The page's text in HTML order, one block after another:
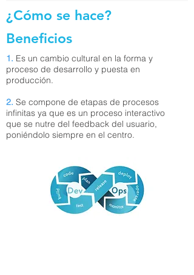
¿Cómo se hace?
Beneficios
1. Es un cambio cultural en la forma y
proceso de desarrollo y puesta en
producción.
2. Se compone de etapas de procesos
infinitas ya que es un proceso interactivo
que se nutre del feedback del usuario,
poniéndolo siempre en el centro.